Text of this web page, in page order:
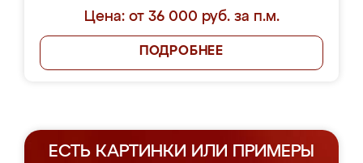
Цена: от 36 000 руб. за п.м.
ПОДРОБНЕЕ
ЕСТЬ КАРТИНКИ ИЛИ ПРИМЕРЫ